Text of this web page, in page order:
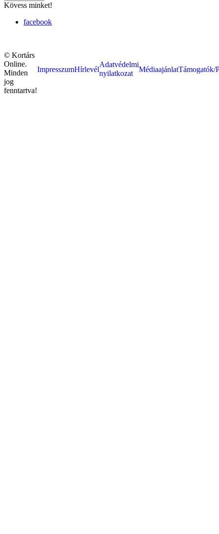
Kövess minket!
facebook
© Kortárs
Online.
Minden
jog
fenntartva!
ImpresszumHírlevél
Adatvédelmi
nyilatkozat
MédiaajánlatTámogatók/